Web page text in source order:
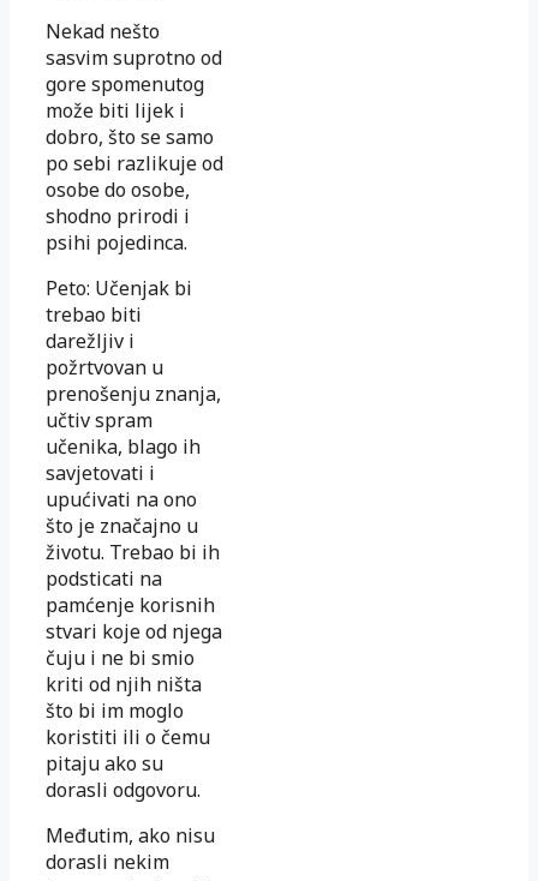
Nekad nešto
sasvim suprotno od
gore spomenutog
može biti lijek i
dobro, što se samo
po sebi razlikuje od
osobe do osobe,
shodno prirodi i
psihi pojedinca.
Peto: Učenjak bi
trebao biti
darežljiv i
požrtvovan u
prenošenju znanja,
učtiv spram
učenika, blago ih
savjetovati i
upućivati na ono
što je značajno u
životu. Trebao bi ih
podsticati na
pamćenje korisnih
stvari koje od njega
čuju i ne bi smio
kriti od njih ništa
što bi im moglo
koristiti ili o čemu
pitaju ako su
dorasli odgovoru.
Međutim, ako nisu
dorasli nekim